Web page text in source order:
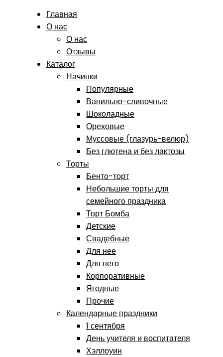
Главная
О нас
О нас
Отзывы
Каталог
Начинки
Популярные
Ванильно-сливочные
Шоколадные
Ореховые
Муссовые (глазурь-велюр)
Без глютена и без лактозы
Торты
Бенто-торт
Небольшие торты для
семейного праздника
Торт Бомба
Детские
Свадебные
Для нее
Для него
Корпоративные
Ягодные
Прочие
Календарные праздники
1 сентября
День учителя и воспитателя
Хэллоуин